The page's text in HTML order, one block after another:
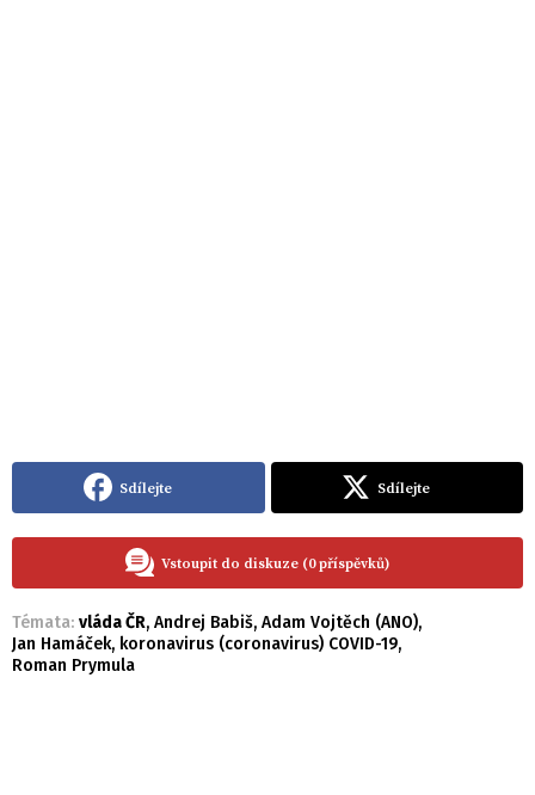
Sdílejte Sdílejte
Vstoupit do diskuze (0 příspěvků)
Témata: vláda ČR, Andrej Babiš, Adam Vojtěch (ANO),
Jan Hamáček, koronavirus (coronavirus) COVID-19,
Roman Prymula